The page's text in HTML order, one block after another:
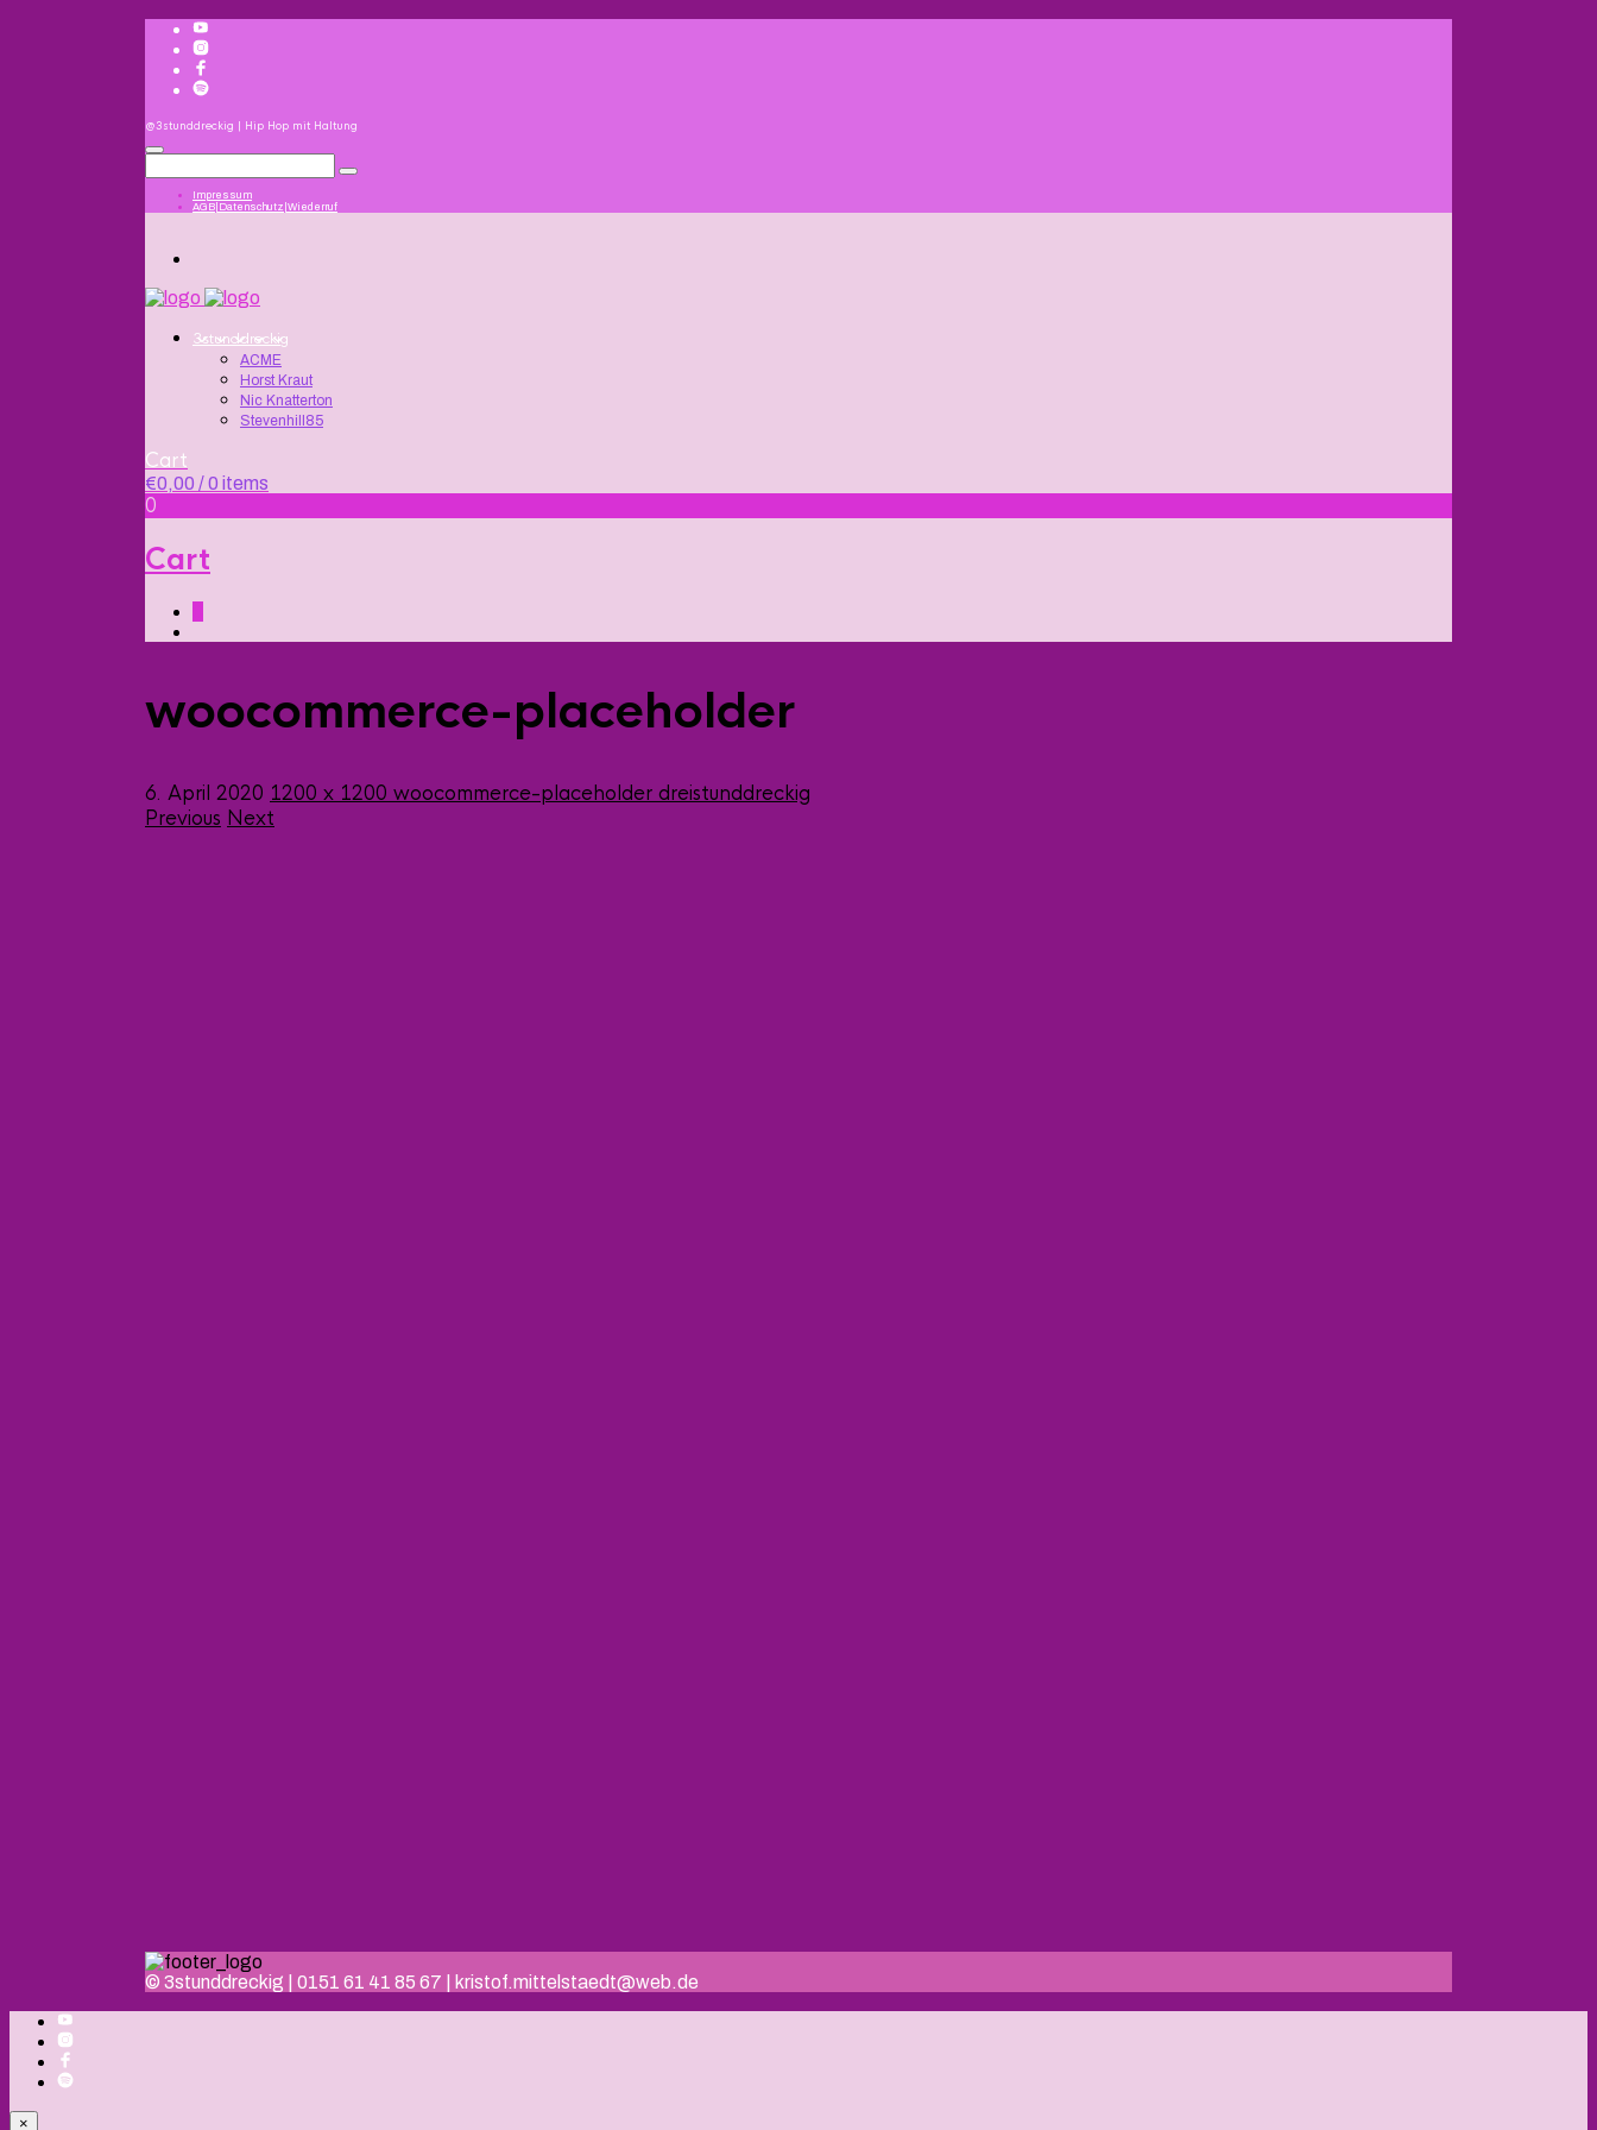
@3stunddreckig | Hip Hop mit Haltung
Impressum
AGB|Datenschutz|Wiederruf
3stunddreckig
ACME
Horst Kraut
Nic Knatterton
Stevenhill85
Cart
€0,00 / 0 items
0
Cart
woocommerce-placeholder
6. April 2020 1200 x 1200 woocommerce-placeholder dreistunddreckig
Previous Next
© 3stunddreckig | 0151 61 41 85 67 | kristof.mittelstaedt@web.de
×